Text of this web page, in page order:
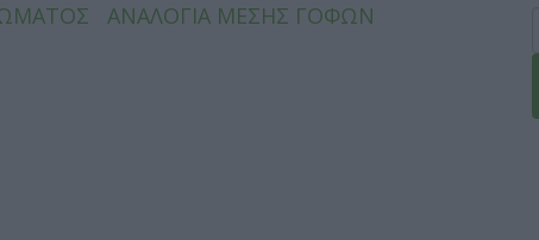
ΑΝΑΛΟΓΙΑ ΜΕΣΗΣ ΓΟΦΩΝ